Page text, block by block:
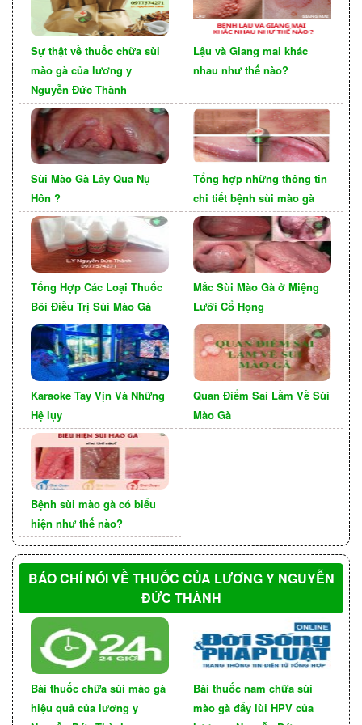
manh.
Thực Hiện Kiểm Tra Sức
Khỏe Định Kỳ
Việc kiểm tra sức khỏe định kỳ 2 lần/ năm
là hành động nên làm vì bạn cần hiểu rõ tình
trạng sức khỏe bản thân để tầm soát những bệnh
xã hội hay các bệnh lý khác. Việc khám sức khỏe
định kỳ giúp biết được tình hình sức khỏe nói
chung và tình hình sức khỏe sinh lý nói riêng.
Việc phát hiện sớm bệnh giúp quá trình điều trị dễ
dàng thành công hơn.
Sự thật về thuốc chữa sùi
mào gà của lương y
Nguyễn Đức Thành
Lậu và Giang mai khác
nhau như thế nào?
Sùi Mào Gà Lây Qua Nụ
Hôn ?
Tổng hợp những thông tin
chi tiết bệnh sùi mào gà
Tổng Hợp Các Loại Thuốc
Bôi Điều Trị Sùi Mào Gà
Mắc Sùi Mào Gà ở Miệng
Lưỡi Cổ Họng
Karaoke Tay Vịn Và Những
Hệ lụy
Quan Điểm Sai Lầm Về Sùi
Mào Gà
Bệnh sùi mào gà có biểu
hiện như thế nào?
BÁO CHÍ NÓI VỀ THUỐC CỦA LƯƠNG Y NGUYỄN
ĐỨC THÀNH
Bài thuốc chữa sùi mào gà
hiệu quả của lương y
Bài thuốc nam chữa sùi
mào gà đẩy lùi HPV của